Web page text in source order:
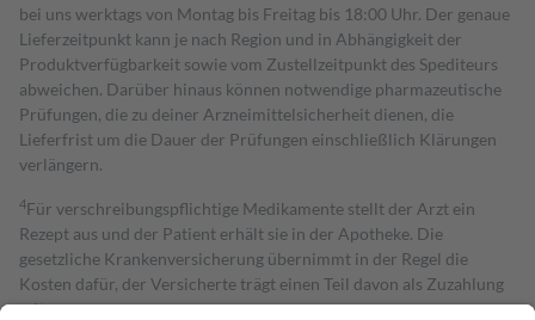
bei uns werktags von Montag bis Freitag bis 18:00 Uhr. Der genaue
Lieferzeitpunkt kann je nach Region und in Abhängigkeit der
Produktverfügbarkeit sowie vom Zustellzeitpunkt des Spediteurs
abweichen. Darüber hinaus können notwendige pharmazeutische
Prüfungen, die zu deiner Arzneimittelsicherheit dienen, die
Lieferfrist um die Dauer der Prüfungen einschließlich Klärungen
verlängern.
4Für verschreibungspflichtige Medikamente stellt der Arzt ein
Rezept aus und der Patient erhält sie in der Apotheke. Die
gesetzliche Krankenversicherung übernimmt in der Regel die
Kosten dafür, der Versicherte trägt einen Teil davon als Zuzahlung
mit.